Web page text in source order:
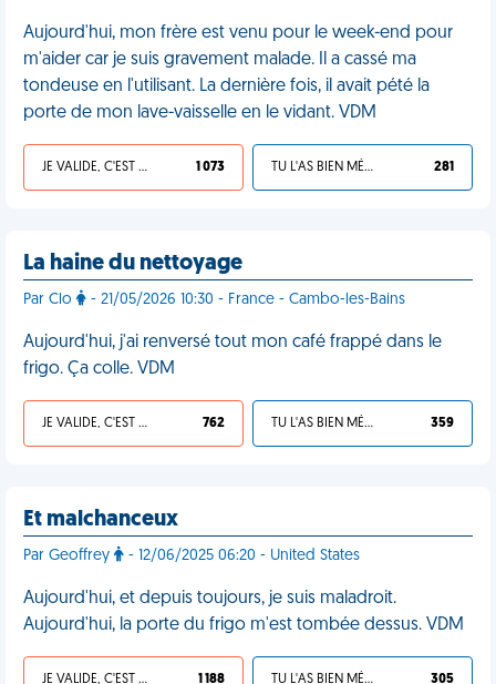
Aujourd'hui, mon frère est venu pour le week-end pour
m'aider car je suis gravement malade. Il a cassé ma
tondeuse en l'utilisant. La dernière fois, il avait pété la
porte de mon lave-vaisselle en le vidant. VDM
JE VALIDE, C'EST UNE VDM 1 073 TU L'AS BIEN MÉRITÉ 281
La haine du nettoyage
Par Clo - 21/05/2026 10:30 - France - Cambo-les-Bains
Aujourd'hui, j'ai renversé tout mon café frappé dans le
frigo. Ça colle. VDM
JE VALIDE, C'EST UNE VDM 762 TU L'AS BIEN MÉRITÉ 359
Et malchanceux
Par Geoffrey - 12/06/2025 06:20 - United States
Aujourd'hui, et depuis toujours, je suis maladroit.
Aujourd'hui, la porte du frigo m'est tombée dessus. VDM
JE VALIDE, C'EST UNE VDM 1 188 TU L'AS BIEN MÉRITÉ 305